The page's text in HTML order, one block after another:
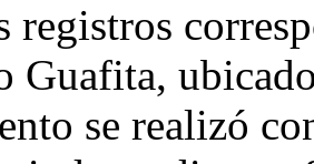
registros
Guafita,
se realizó